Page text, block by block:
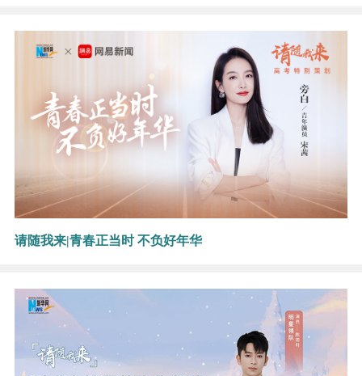
请随我来|青春正当时 不负好年华